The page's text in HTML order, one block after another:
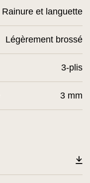
Rainure et languette
Légèrement brossé
3-plis
3 mm